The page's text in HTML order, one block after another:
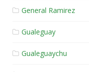
General Ramirez
Gualeguay
Gualeguaychu